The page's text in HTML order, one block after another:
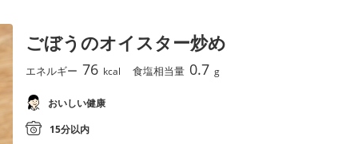
ごぼうのオイスター炒め
エネルギー 76 kcal 食塩相当量 0.7 g
おいしい健康
15分以内